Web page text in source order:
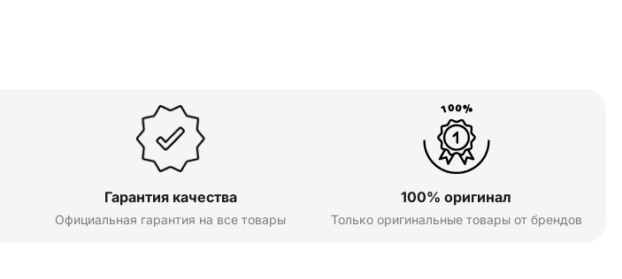
Гарантия качества
Официальная гарантия на все товары
100% оригинал
Только оригинальные товары от брендов